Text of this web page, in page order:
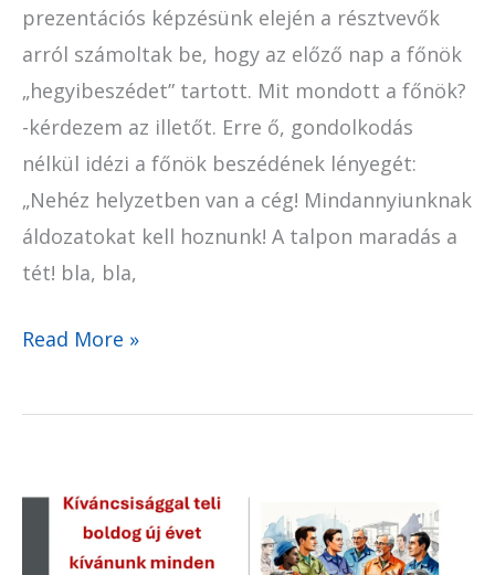
prezentációs képzésünk elején a résztvevők
arról számoltak be, hogy az előző nap a főnök
„hegyibeszédet” tartott. Mit mondott a főnök?
-kérdezem az illetőt. Erre ő, gondolkodás
nélkül idézi a főnök beszédének lényegét:
„Nehéz helyzetben van a cég! Mindannyiunknak
áldozatokat kell hoznunk! A talpon maradás a
tét! bla, bla,
Read More »
mint
hídépítő